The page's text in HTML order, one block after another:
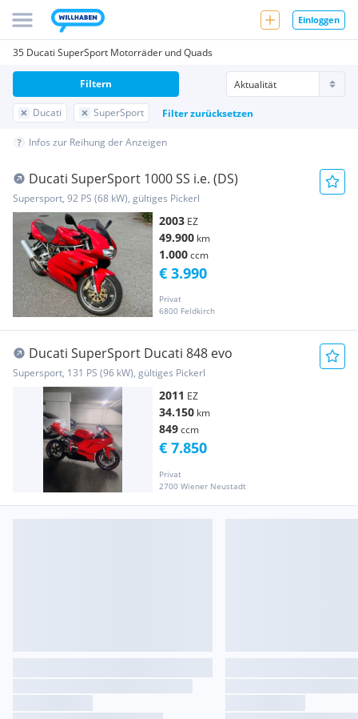
Einloggen
35 Ducati SuperSport Motorräder und Quads
Ducati SuperSport Filter zurücksetzen
Filtern
Infos zur Reihung der Anzeigen
Ducati SuperSport 1000 SS i.e. (DS)
Supersport, 92 PS (68 kW), gültiges Pickerl
2003 EZ
49.900 km
1.000ccm
Privat
6800 Feldkirch
€ 3.990
Ducati SuperSport Ducati 848 evo
Supersport, 131 PS (96 kW), gültiges Pickerl
2011 EZ
34.150 km
849ccm
Privat
2700 Wiener Neustadt
€ 7.850